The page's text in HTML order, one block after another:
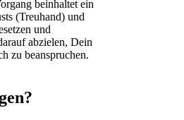
beinhaltet ein
(Treuhand) und
und
abzielen, Dein
zu beanspruchen.